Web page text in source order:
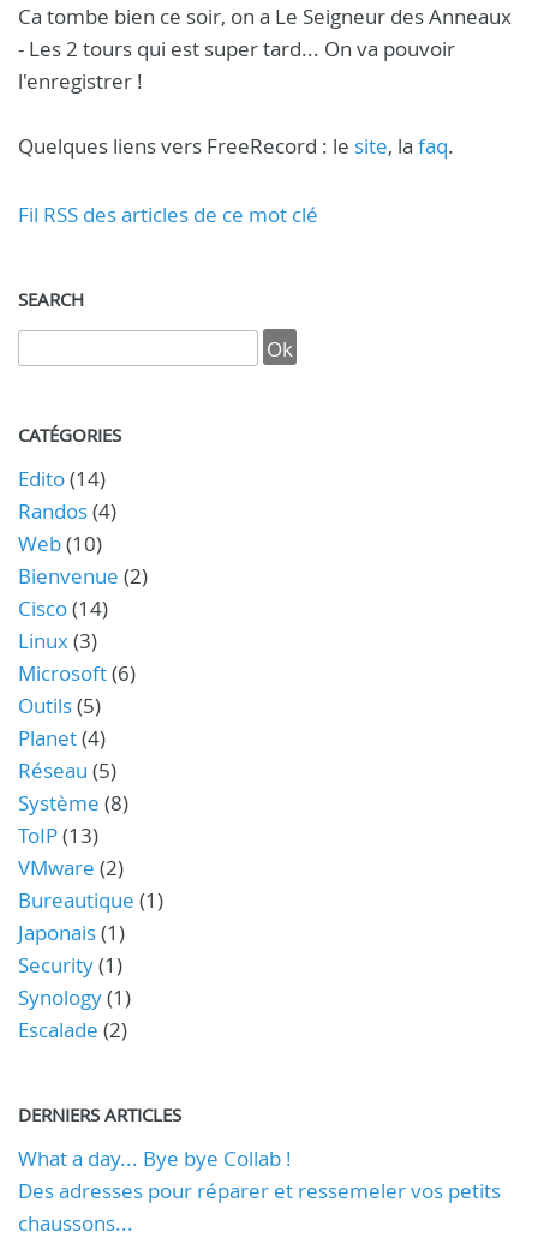
Ca tombe bien ce soir, on a Le Seigneur des Anneaux
- Les 2 tours qui est super tard... On va pouvoir
l'enregistrer !
Quelques liens vers FreeRecord : le site, la faq.
Fil RSS des articles de ce mot clé
SEARCH
CATÉGORIES
Edito(14)
Randos(4)
Web(10)
Bienvenue (2)
Cisco(14)
Linux(3)
Microsoft(6)
Outils(5)
Planet(4)
Réseau (5)
Système (8)
ToIP(13)
VMware (2)
Bureautique (1)
Japonais(1)
Security(1)
Synology(1)
Escalade (2)
DERNIERS ARTICLES
What a day... Bye bye Collab !
Des adresses pour réparer et ressemeler vos petits
chaussons...